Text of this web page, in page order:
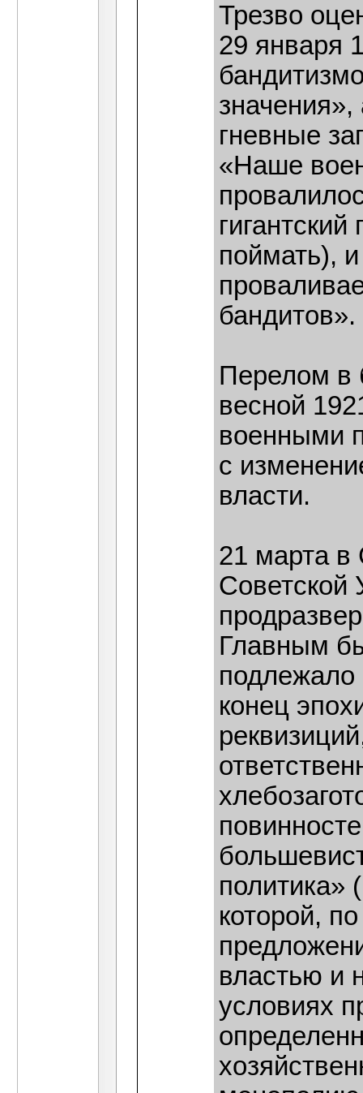
Трезво
29 января
гневные
«Наше
поймать),
бандитов».
Перелом в
весной
военными
с
власти.
21 марта в
Советской
Главным
подлежало
конец
политика»
которой,
властью и
условиях